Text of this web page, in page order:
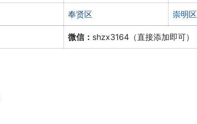
奉贤区 崇明区
微信： shzx3164（直接添加即可）